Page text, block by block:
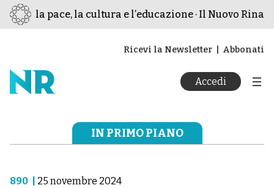
per la pace, la cultura e l’educazione · Il Nuovo
Ricevi la Newsletter Abbonati
Accedi
IN PRIMO PIANO
890 25 novembre 2024